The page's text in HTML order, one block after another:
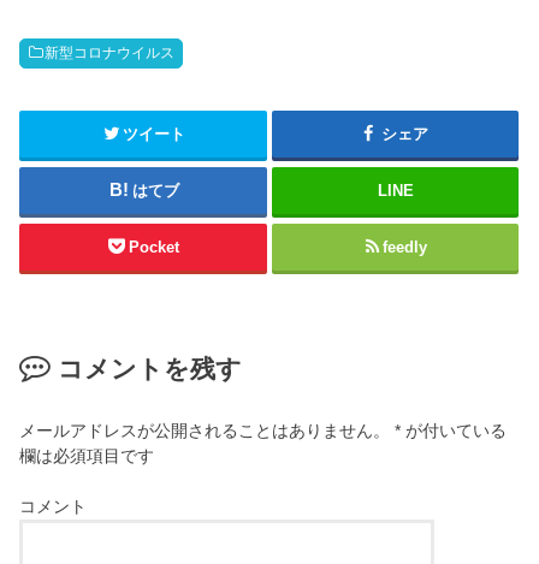
新型コロナウイルス
ツイート シェア
はてブ LINE
Pocket feedly
コメントを残す
メールアドレスが公開されることはありません。 * が付いている
欄は必須項目です
コメント